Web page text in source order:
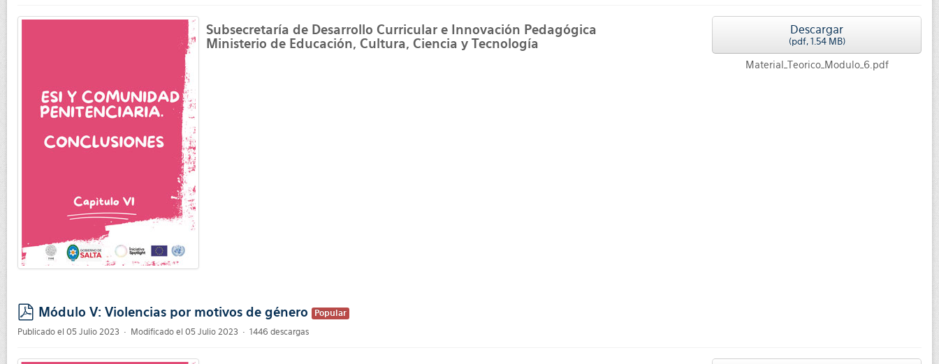
Descargar
(pdf, 1.54 MB)
Material_Teorico_Modulo_6.pdf
Subsecretaría de Desarrollo Curricular e Innovación Pedagógica
Ministerio de Educación, Cultura, Ciencia y Tecnología
pdf
Módulo V: Violencias por motivos de género
Popular
Publicado el 05 Julio 2023
Modificado el 05 Julio 2023 1446 descargas